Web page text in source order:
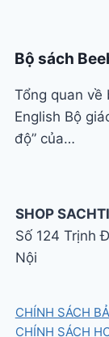
Bộ sách
Tổng quan về
English Bộ
độ” của…
SHOP
Số 124 Trịnh
Nội
CHÍNH SÁCH
CHÍNH SÁCH